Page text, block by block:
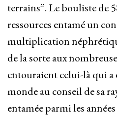
terrains”. Le bouliste de
ressources entamé un
multiplication
de la sorte aux
entouraient celui-là qui a
monde au conseil de sa
entamée parmi les